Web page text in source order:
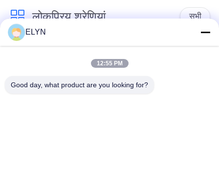
लोकप्रिय श्रेणियां सभी
वाहन स्पेयर पार्ट्स मोटरसाइकिल पिस्टन किट
ELYN
12:55 PM
Good day, what product are you looking for?